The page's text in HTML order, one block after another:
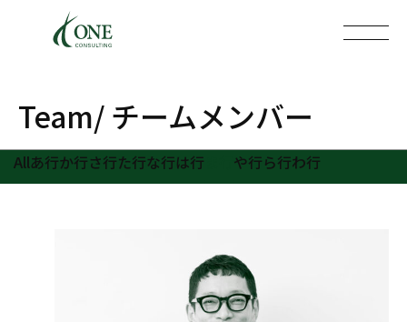
Team/ チームメンバー
Allあ行か行さ行た行な行は行 や行ら行わ行